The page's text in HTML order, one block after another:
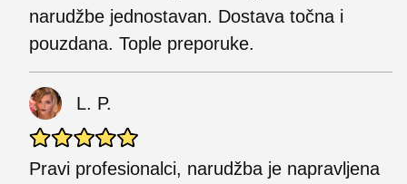
narudžbe jednostavan. Dostava točna i
pouzdana. Tople preporuke.
L. P.
Pravi profesionalci, narudžba je napravljena